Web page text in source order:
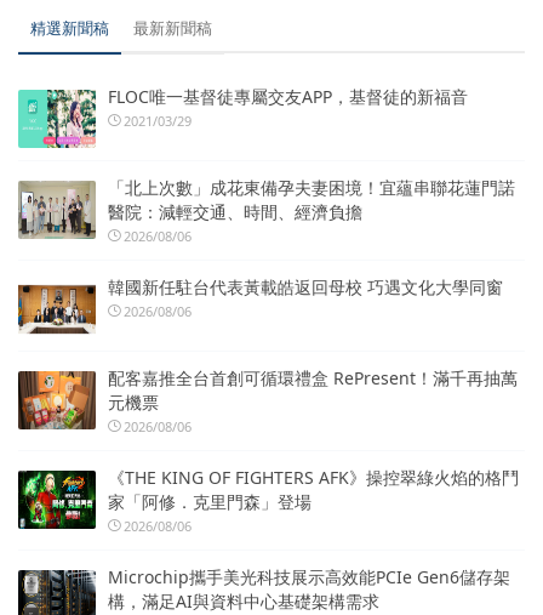
精選新聞稿 最新新聞稿
FLOC唯一基督徒專屬交友APP，基督徒的新福音
2021/03/29
「北上次數」成花東備孕夫妻困境！宜蘊串聯花蓮門諾
醫院：減輕交通、時間、經濟負擔
2026/08/06
韓國新任駐台代表黃載皓返回母校 巧遇文化大學同窗
2026/08/06
配客嘉推全台首創可循環禮盒 RePresent！滿千再抽萬
元機票
2026/08/06
《THE KING OF FIGHTERS AFK》操控翠綠火焰的格鬥
家「阿修．克里門森」登場
2026/08/06
Microchip攜手美光科技展示高效能PCIe Gen6儲存架
構，滿足AI與資料中心基礎架構需求